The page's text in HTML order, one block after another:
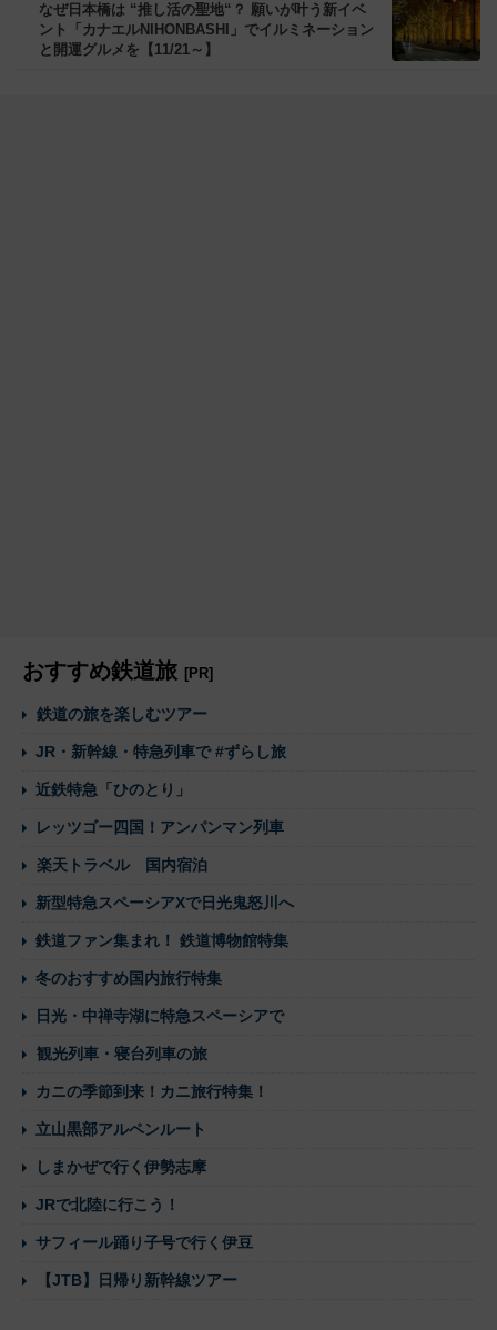
なぜ日本橋は “推し活の聖地“？ 願いが叶う新イベ
ント「カナエルNIHONBASHI」でイルミネーション
と開運グルメを【11/21～】
おすすめ鉄道旅 [PR]
鉄道の旅を楽しむツアー
JR・新幹線・特急列車で #ずらし旅
近鉄特急「ひのとり」
レッツゴー四国！アンパンマン列車
楽天トラベル 国内宿泊
新型特急スペーシアXで日光鬼怒川へ
鉄道ファン集まれ！ 鉄道博物館特集
冬のおすすめ国内旅行特集
日光・中禅寺湖に特急スペーシアで
観光列車・寝台列車の旅
カニの季節到来！カニ旅行特集！
立山黒部アルペンルート
しまかぜで行く伊勢志摩
JRで北陸に行こう！
サフィール踊り子号で行く伊豆
【JTB】日帰り新幹線ツアー